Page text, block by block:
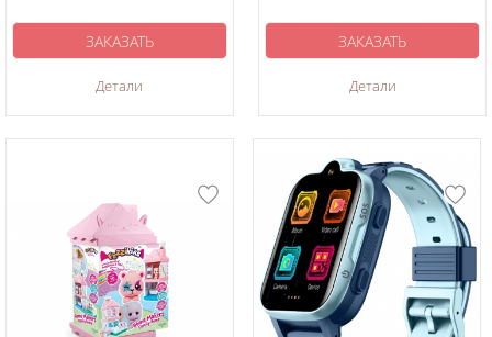
Детали
ЗАКАЗАТЬ
Детали
ЗАКАЗАТЬ